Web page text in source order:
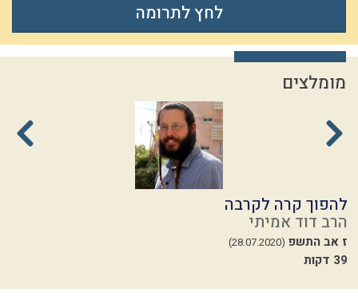
לחץ לתרומה
מומלצים
להפוך קרה לקרבה
הרב דוד אמיתי
ז אב התשפ (28.07.2020)
39 דקות